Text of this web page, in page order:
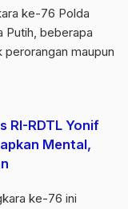
ke-76 Polda
Putih, beberapa
maupun
RI-RDTL Yonif
Mental,
ke-76 ini